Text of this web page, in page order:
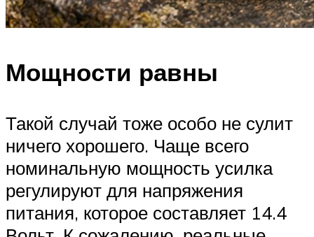
Мощности равны
Такой случай тоже особо не сулит
ничего хорошего. Чаще всего
номинальную мощность усилка
регулируют для напряжения
питания, которое составляет 14.4